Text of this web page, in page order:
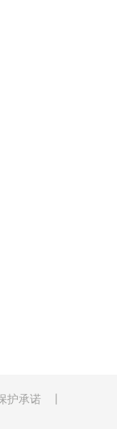
护承诺
丨